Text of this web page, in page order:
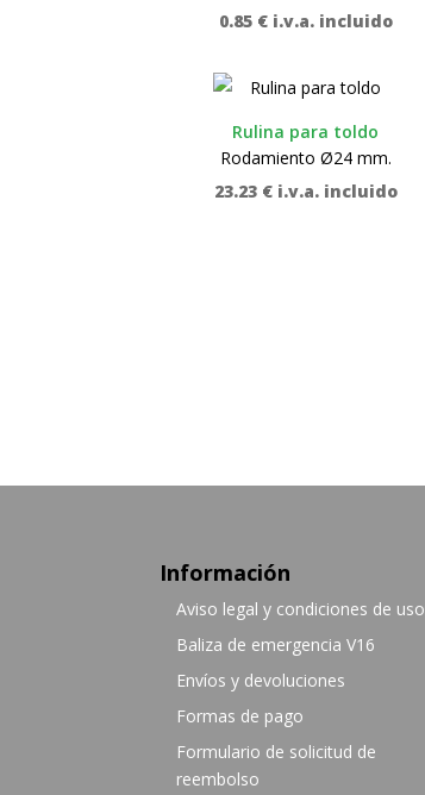
0.85 € i.v.a. incluido
Rulina para toldo
Rodamiento Ø24 mm.
23.23 € i.v.a. incluido
Información
Aviso legal y condiciones de uso
Baliza de emergencia V16
Envíos y devoluciones
Formas de pago
Formulario de solicitud de
reembolso